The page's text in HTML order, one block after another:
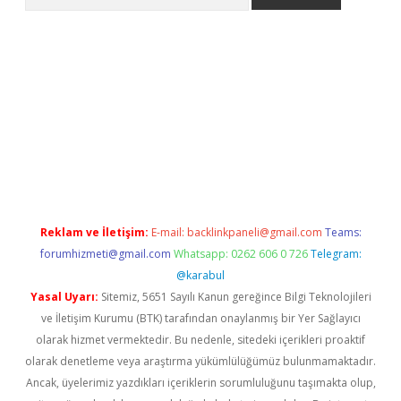
Reklam ve İletişim: E-mail: backlinkpaneli@gmail.com Teams:
forumhizmeti@gmail.com Whatsapp: 0262 606 0 726 Telegram:
@karabul
Yasal Uyarı: Sitemiz, 5651 Sayılı Kanun gereğince Bilgi Teknolojileri
ve İletişim Kurumu (BTK) tarafından onaylanmış bir Yer Sağlayıcı
olarak hizmet vermektedir. Bu nedenle, sitedeki içerikleri proaktif
olarak denetleme veya araştırma yükümlülüğümüz bulunmamaktadır.
Ancak, üyelerimiz yazdıkları içeriklerin sorumluluğunu taşımakta olup,